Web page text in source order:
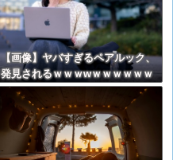
【画像】ヤバすぎるペアルック、
発見されるｗｗｗwｗｗｗｗｗｗ
ｗｗｗ